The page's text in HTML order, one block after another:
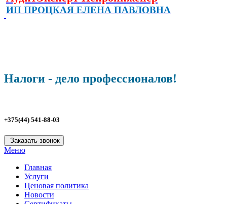
ИП ПРОЦКАЯ ЕЛЕНА ПАВЛОВНА
Налоги - дело профессионалов!
+375(44) 541-88-03
Заказать звонок
Меню
Главная
Услуги
Ценовая политика
Новости